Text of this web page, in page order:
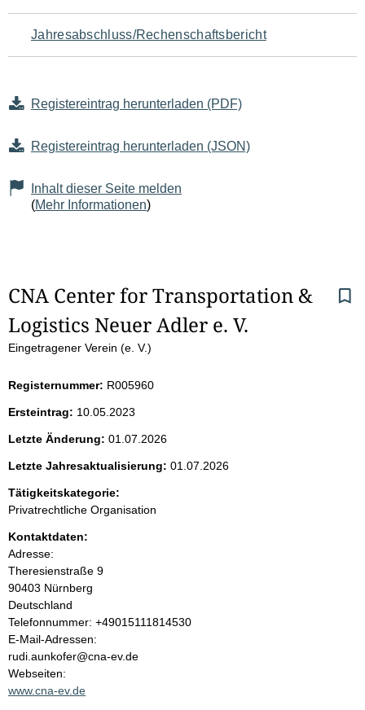
Jahresabschluss/Rechenschaftsbericht
Registereintrag herunterladen (PDF)
Registereintrag herunterladen (JSON)
Inhalt dieser Seite melden
(Mehr Informationen)
S
e
t
e
n
i
n
h
a
l
t
CNA Center for Transportation &
Logistics Neuer Adler e. V.
Eingetragener Verein (e. V.)
Registernummer: R005960
Ersteintrag: 10.05.2023
Letzte Änderung: 01.07.2026
Letzte Jahresaktualisierung: 01.07.2026
Tätigkeitskategorie:
Privatrechtliche Organisation
Kontaktdaten:
Adresse:
Theresienstraße 9
90403 Nürnberg
Deutschland
K
o
n
t
a
Telefonnummer: +49015111814530
E-Mail-Adressen:
rudi.aunkofer@cna-ev.de
Webseiten:
www.cna-ev.de